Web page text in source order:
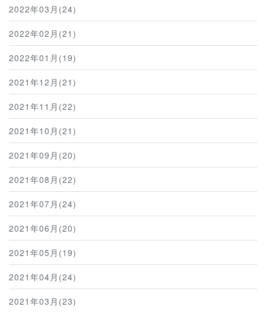
2022年03月(24)
2022年02月(21)
2022年01月(19)
2021年12月(21)
2021年11月(22)
2021年10月(21)
2021年09月(20)
2021年08月(22)
2021年07月(24)
2021年06月(20)
2021年05月(19)
2021年04月(24)
2021年03月(23)